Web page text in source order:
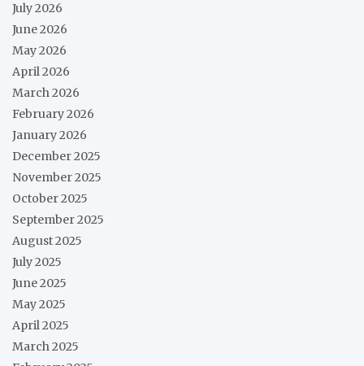
July 2026
June 2026
May 2026
April 2026
March 2026
February 2026
January 2026
December 2025
November 2025
October 2025
September 2025
August 2025
July 2025
June 2025
May 2025
April 2025
March 2025